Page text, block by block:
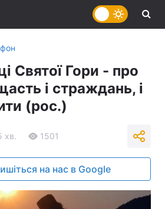
Святої Гори - про
і страждань, і
(рос.)
хв. 1501
на нас в Google